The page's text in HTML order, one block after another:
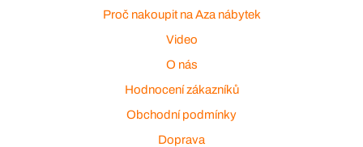
Proč nakoupit na Aza nábytek
Video
O nás
Hodnocení zákazníků
Obchodní podmínky
Doprava